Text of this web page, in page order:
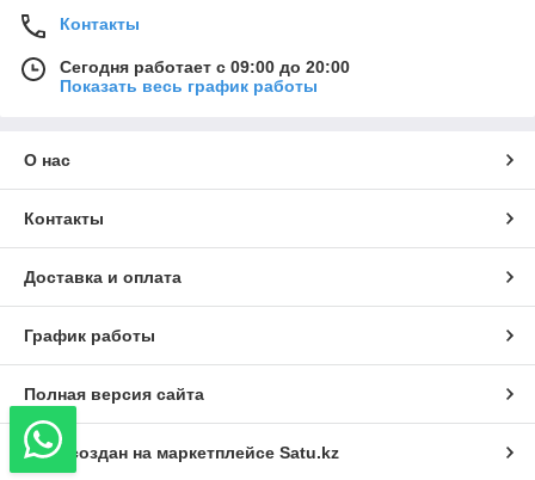
Контакты
Сегодня работает с 09:00 до 20:00
Показать весь график работы
О нас
Контакты
Доставка и оплата
График работы
Полная версия сайта
Сайт создан на маркетплейсе Satu.kz